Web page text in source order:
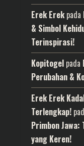
Erek Erekpada
& Simbol
Terinspirasi!
Kopitogel pada
Perubahan &
Erek Erek
Terlengkap!
Primbon Jawa:
yang Keren!